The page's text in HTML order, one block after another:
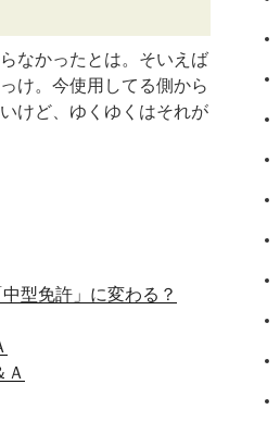
なかったとは。そいえば
け。今使用してる側から
けど、ゆくゆくはそれが
型免許」に変わる？
Ａ